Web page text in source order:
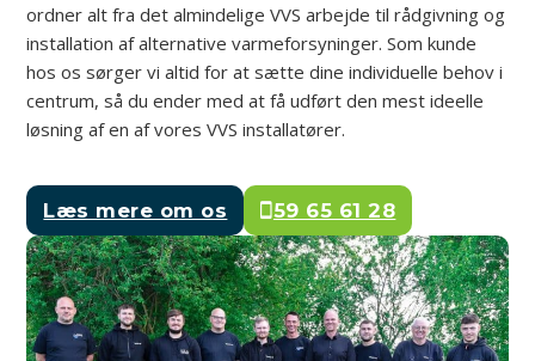
ordner alt fra det almindelige VVS arbejde til rådgivning og
installation af alternative varmeforsyninger. Som kunde
hos os sørger vi altid for at sætte dine individuelle behov i
centrum, så du ender med at få udført den mest ideelle
løsning af en af vores VVS installatører.
Læs mere om os 59 65 61 28